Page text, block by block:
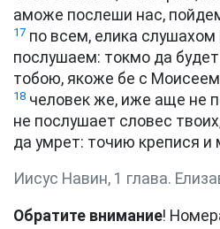
аможе послеши нас,
17 по всем, елика
послушаем: токмо да
тобою, якоже бе с
18 человек же, иже аще не
не послушает словес
да умрет: точию крепися и
Иисус Навин, 1 глава.
Обратите внимание!